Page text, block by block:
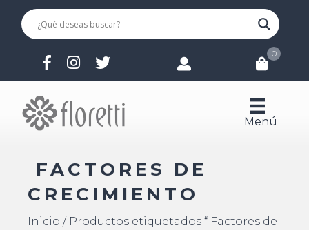
0
Menú
FACTORES DE
CRECIMIENTO
Inicio / Productos etiquetados “ Factores de